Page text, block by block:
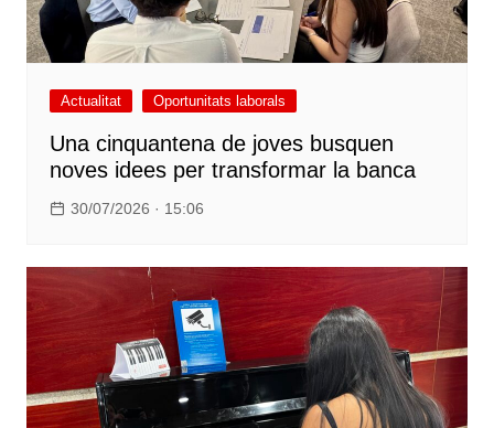
Actualitat Oportunitats laborals
Una cinquantena de joves busquen
noves idees per transformar la banca
30/07/2026 · 15:06